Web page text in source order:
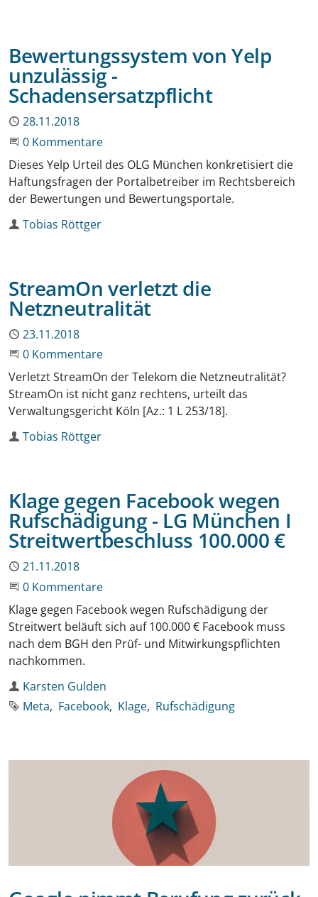
Bewertungssystem von Yelp
unzulässig -
Schadensersatzpflicht
Publiziert
28.11.2018
Beginne eine Unterhaltung
0 Kommentare
Dieses Yelp Urteil des OLG München konkretisiert die
Haftungsfragen der Portalbetreiber im Rechtsbereich
der Bewertungen und Bewertungsportale.
Autor
Tobias Röttger
StreamOn verletzt die
Netzneutralität
Publiziert
23.11.2018
Beginne eine Unterhaltung
0 Kommentare
Verletzt StreamOn der Telekom die Netzneutralität?
StreamOn ist nicht ganz rechtens, urteilt das
Verwaltungsgericht Köln [Az.: 1 L 253/18].
Autor
Tobias Röttger
Klage gegen Facebook wegen
Rufschädigung - LG München I
Streitwertbeschluss 100.000 €
Publiziert
21.11.2018
Beginne eine Unterhaltung
0 Kommentare
Klage gegen Facebook wegen Rufschädigung der
Streitwert beläuft sich auf 100.000 € Facebook muss
nach dem BGH den Prüf- und Mitwirkungspflichten
nachkommen.
Autor
Karsten Gulden
Schlagworte
Meta Facebook Klage Rufschädigung